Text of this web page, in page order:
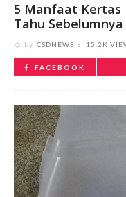
5 Manfaat Kertas
Tahu Sebelumnya
by CSDNEWS 15.2K
FACEBOOK